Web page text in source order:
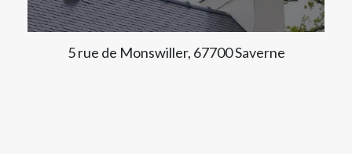
5 rue de Monswiller, 67700 Saverne